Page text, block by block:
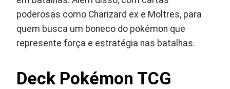
poderosas como Charizard ex e Moltres, para
quem busca um boneco do pokémon que
represente força e estratégia nas batalhas.
Deck Pokémon TCG